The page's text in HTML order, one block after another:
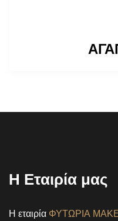
Η Εταιρία μας
Η εταιρία ΦΥΤΩΡΙΑ